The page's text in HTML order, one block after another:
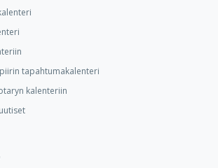
tapahtumakalenteri
kalenteriin